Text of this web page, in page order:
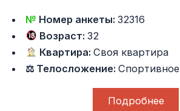
№ Номер анкеты:32316
Возраст:32
Квартира:Своя квартира
⚖ Телосложение:Спортивное
Подробнее